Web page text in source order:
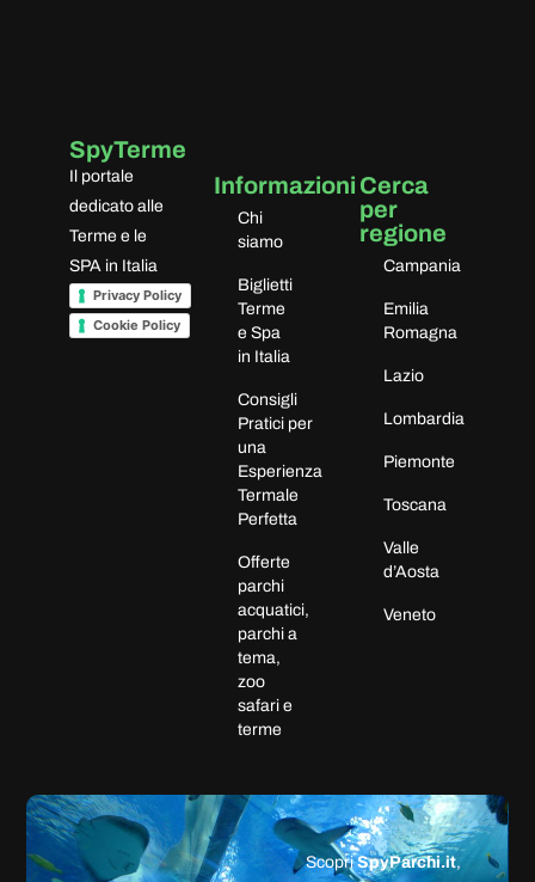
SpyTerme
Il portale
dedicato alle
Terme e le
SPA in Italia
Privacy Policy
Cookie Policy
Informazioni
Chi
siamo
Biglietti
Terme
e Spa
in Italia
Consigli
Pratici per
una
Esperienza
Termale
Perfetta
Offerte
parchi
acquatici,
parchi a
tema,
zoo
safari e
terme
Cerca
per
regione
Campania
Emilia
Romagna
Lazio
Lombardia
Piemonte
Toscana
Valle
d’Aosta
Veneto
ScopriSpyParchi.it,